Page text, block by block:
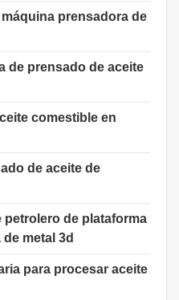
prensadora de
de prensado de aceite
comestible en
de aceite de
de plataforma
metal 3d
para procesar aceite